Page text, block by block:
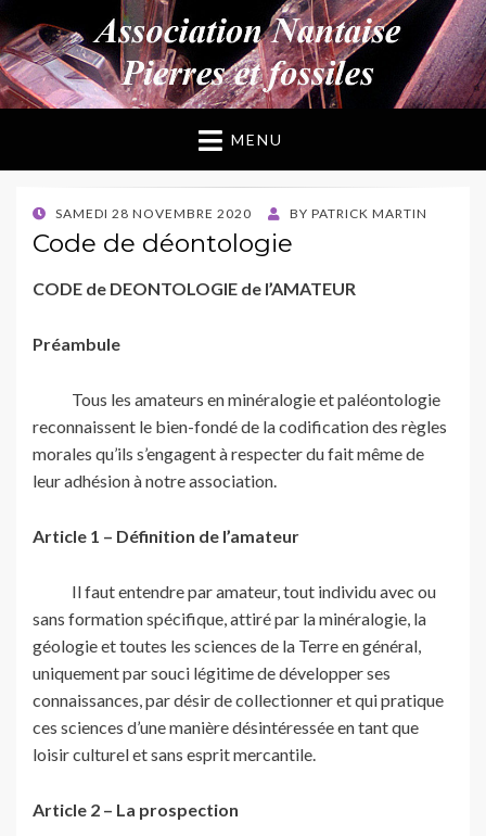
ANPF
Association Nantaise Pierres et Fossiles
MENU
POSTED
ON
SAMEDI 28 NOVEMBRE 2020 BY PATRICK MARTIN
Code de déontologie
CODE de DEONTOLOGIE de l’AMATEUR
Préambule
Tous les amateurs en minéralogie et paléontologie
reconnaissent le bien-fondé de la codification des règles
morales qu’ils s’engagent à respecter du fait même de
leur adhésion à notre association.
Article 1 – Définition de l’amateur
Il faut entendre par amateur, tout individu avec ou
sans formation spécifique, attiré par la minéralogie, la
géologie et toutes les sciences de la Terre en général,
uniquement par souci légitime de développer ses
connaissances, par désir de collectionner et qui pratique
ces sciences d’une manière désintéressée en tant que
loisir culturel et sans esprit mercantile.
Article 2 – La prospection